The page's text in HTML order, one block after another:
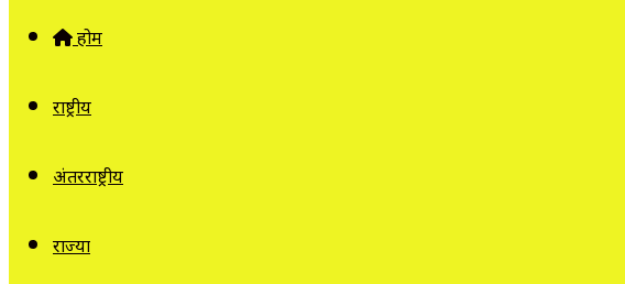
होम
राष्ट्रीय
अंतरराष्ट्रीय
राज्यों